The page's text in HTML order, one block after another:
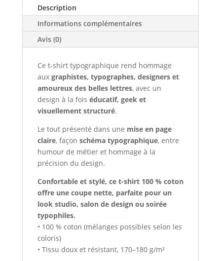
Description
Informations complémentaires
Avis (0)
Ce t-shirt typographique rend hommage
aux graphistes, typographes, designers et
amoureux des belles lettres, avec un
design à la fois éducatif, geek et
visuellement structuré.
Le tout présenté dans une mise en page
claire, façon schéma typographique, entre
humour de métier et hommage à la
précision du design.
Confortable et stylé, ce t-shirt 100 % coton
offre une coupe nette, parfaite pour un
look studio, salon de design ou soirée
typophiles.
• 100 % coton (mélanges possibles selon les
coloris)
• Tissu doux et résistant, 170–180 g/m²